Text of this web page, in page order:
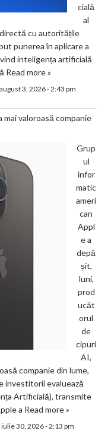
cială
al
cu autoritățile
punerea în aplicare a
inteligența artificială
Read more »
august 3, 2026 - 2:43 pm
valoroasă companie
Grup
ul
infor
matic
ameri
can
Appl
e a
depă
șit,
luni,
prod
ucăt
orul
de
cipuri
AI,
companie din lume,
investitorii evaluează
Artificială), transmite
a Read more »
iulie 30, 2026 - 2:13 pm